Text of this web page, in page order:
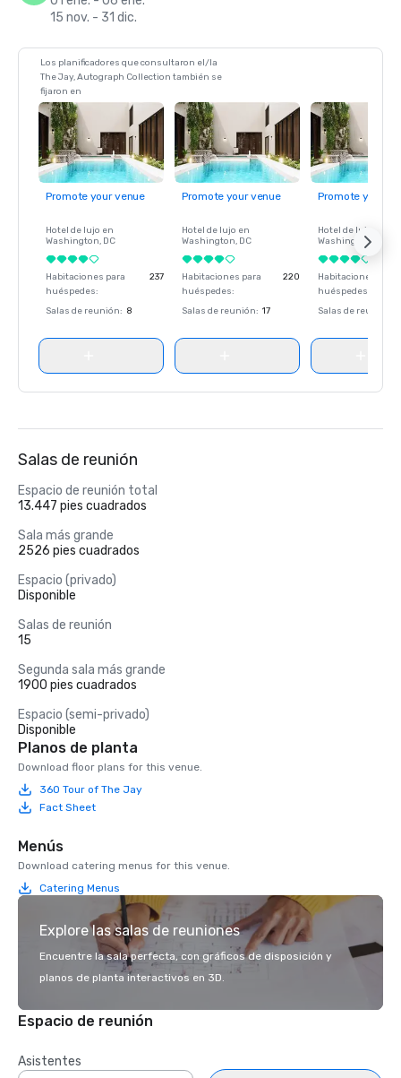
15 nov. - 31 dic.
Los planificadores que consultaron el/la
The Jay, Autograph Collection también se
fijaron en
Promote your venue
Hotel de lujo en
Washington, DC
Habitaciones para
huéspedes:
237
Salas de reunión: 8
Promote your venue
Hotel de lujo en
Washington, DC
Habitaciones para
huéspedes:
220
Salas de reunión: 17
Promote your
Hotel de lujo en
Washington
Habitaciones para
huéspedes
Salas de reunión
Salas de reunión
Espacio de reunión total
13.447 pies cuadrados
Sala más grande
2526 pies cuadrados
Espacio (privado)
Disponible
Salas de reunión
15
Segunda sala más grande
1900 pies cuadrados
Espacio (semi-privado)
Disponible
Planos de planta
Download floor plans for this venue.
360 Tour of The Jay
Fact Sheet
Menús
Download catering menus for this venue.
Catering Menus
Explore las salas de reuniones
Encuentre la sala perfecta, con gráficos de disposición y
planos de planta interactivos en 3D.
Espacio de reunión
Asistentes